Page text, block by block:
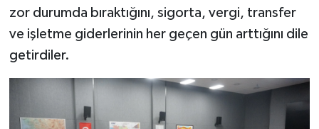
zor durumda bıraktığını, sigorta, vergi, transfer
ve işletme giderlerinin her geçen gün arttığını dile
getirdiler.